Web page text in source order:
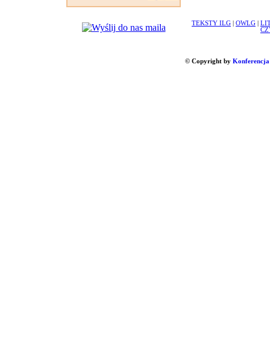
TEKSTY ILG OWLG
© Copyright by Konferencja